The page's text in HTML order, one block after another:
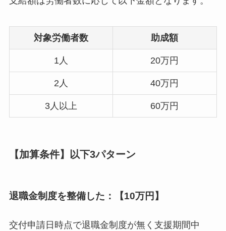
対象労働者数 助成額
1人 20万円
2人 40万円
3人以上 60万円
【加算条件】以下3パターン
退職金制度を整備した：【10万円】
交付申請日時点で退職金制度が無く支援期間中